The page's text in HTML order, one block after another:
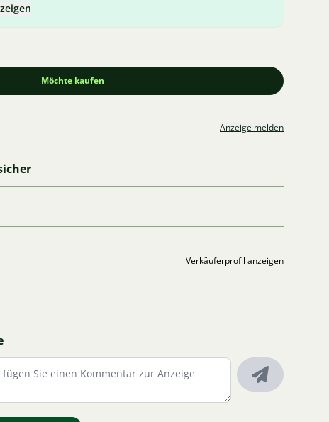
Möchte kaufen
Anzeige melden
Verkäuferprofil anzeigen